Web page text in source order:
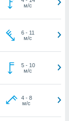
м/с
6- 11
м/с
5- 10
м/с
4- 8
м/с